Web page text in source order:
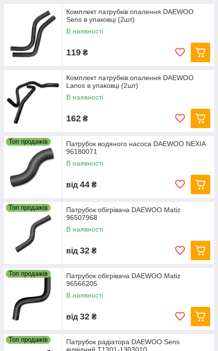
Комплект патрубків опалення DAEWOO
Sens в упаковці (2шт)
В наявності
119 ₴
Комплект патрубків опалення DAEWOO
Lanos в упаковці (2шт)
В наявності
162 ₴
Топ продажів
Патрубок водяного насоса DAEWOO NEXIA
96180071
В наявності
від 44 ₴
Топ продажів
Патрубок обігрівача DAEWOO Matiz
96507968
В наявності
від 32 ₴
Топ продажів
Патрубок обігрівача DAEWOO Matiz
96566205
В наявності
від 32 ₴
Топ продажів
Патрубок радіатора DAEWOO Sens